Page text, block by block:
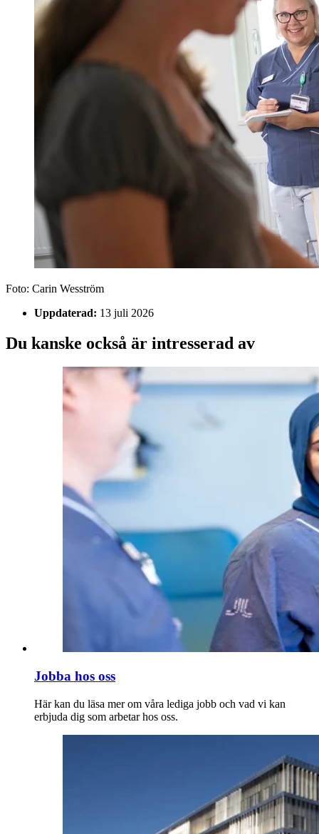
Foto: Carin Wesström
Uppdaterad: 13 juli 2026
Du kanske också är intresserad av
Jobba hos oss
Här kan du läsa mer om våra lediga jobb och vad vi kan
erbjuda dig som arbetar hos oss.